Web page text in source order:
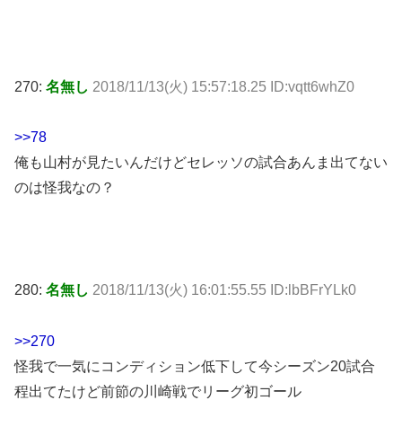
270: 名無し 2018/11/13(火) 15:57:18.25 ID:vqtt6whZ0
>>78
俺も山村が見たいんだけどセレッソの試合あんま出てない
のは怪我なの？
280: 名無し 2018/11/13(火) 16:01:55.55 ID:lbBFrYLk0
>>270
怪我で一気にコンディション低下して今シーズン20試合
程出てたけど前節の川崎戦でリーグ初ゴール